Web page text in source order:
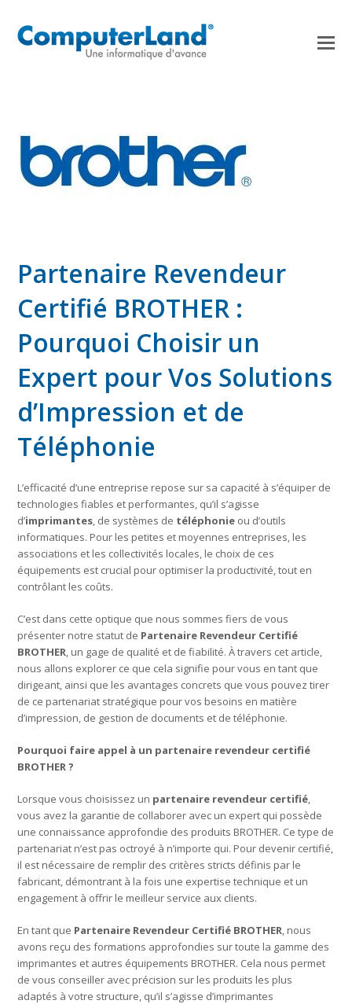
Partenaire Revendeur
Certifié BROTHER :
Pourquoi Choisir un
Expert pour Vos Solutions
d’Impression et de
Téléphonie
L’efficacité d’une entreprise repose sur sa capacité à s’équiper de
technologies fiables et performantes, qu’il s’agisse
d’imprimantes, de systèmes de téléphonie ou d’outils
informatiques. Pour les petites et moyennes entreprises, les
associations et les collectivités locales, le choix de ces
équipements est crucial pour optimiser la productivité, tout en
contrôlant les coûts.
C’est dans cette optique que nous sommes fiers de vous
présenter notre statut de Partenaire Revendeur Certifié
BROTHER, un gage de qualité et de fiabilité. À travers cet article,
nous allons explorer ce que cela signifie pour vous en tant que
dirigeant, ainsi que les avantages concrets que vous pouvez tirer
de ce partenariat stratégique pour vos besoins en matière
d’impression, de gestion de documents et de téléphonie.
Pourquoi faire appel à un partenaire revendeur certifié
BROTHER ?
Lorsque vous choisissez un partenaire revendeur certifié,
vous avez la garantie de collaborer avec un expert qui possède
une connaissance approfondie des produits BROTHER. Ce type de
partenariat n’est pas octroyé à n’importe qui. Pour devenir certifié,
il est nécessaire de remplir des critères stricts définis par le
fabricant, démontrant à la fois une expertise technique et un
engagement à offrir le meilleur service aux clients.
En tant que Partenaire Revendeur Certifié BROTHER, nous
avons reçu des formations approfondies sur toute la gamme des
imprimantes et autres équipements BROTHER. Cela nous permet
de vous conseiller avec précision sur les produits les plus
adaptés à votre structure, qu’il s’agisse d’imprimantes